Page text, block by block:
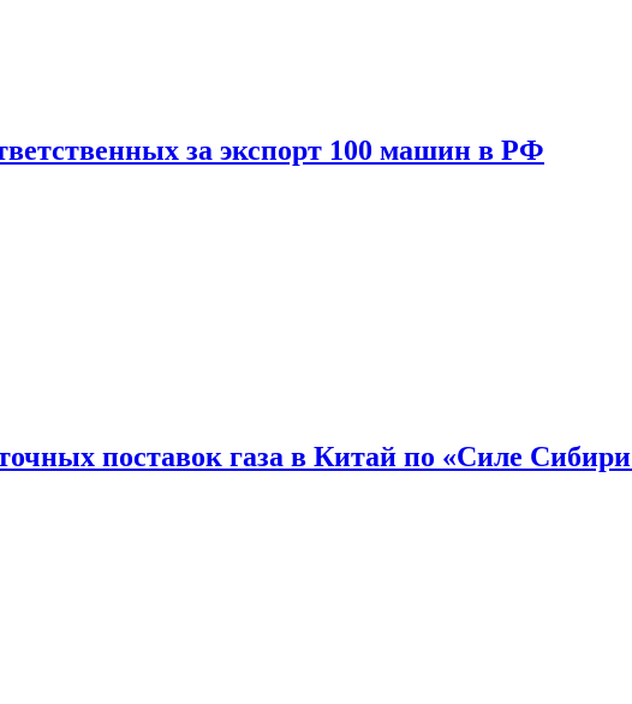
за экспорт 100 машин в РФ
поставок газа в Китай по «Силе